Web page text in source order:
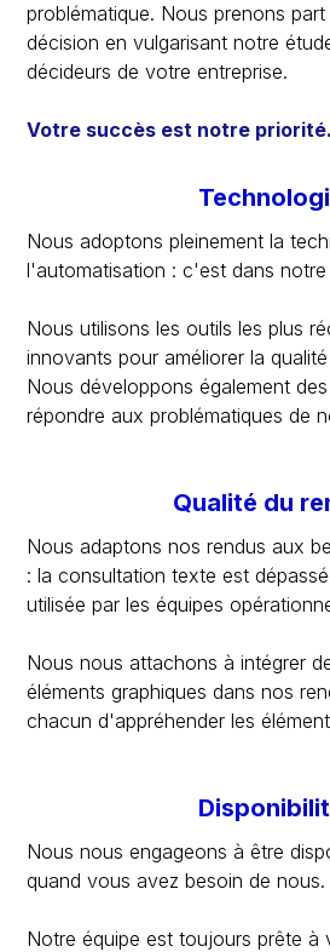
problématique. Nous prenons
décision en vulgarisant notre
décideurs de votre entreprise.
Votre succès est notre priorité.
Nous adoptons pleinement la
l'automatisation : c'est dans notre
Nous utilisons les outils les plus
innovants pour améliorer la
Nous développons également
répondre aux problématiques de
Qualité du
Nous adaptons nos rendus aux
: la consultation texte est
utilisée par les équipes
Nous nous attachons à intégrer
éléments graphiques dans nos
chacun d'appréhender les
Nous nous engageons à être
quand vous avez besoin de nous.
Notre équipe est toujours prête à